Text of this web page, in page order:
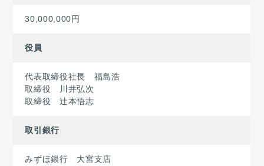
30,000,000円
役員
代表取締役社長 福島浩
取締役 川井弘次
取締役 辻本悟志
取引銀行
みずほ銀行 大宮支店